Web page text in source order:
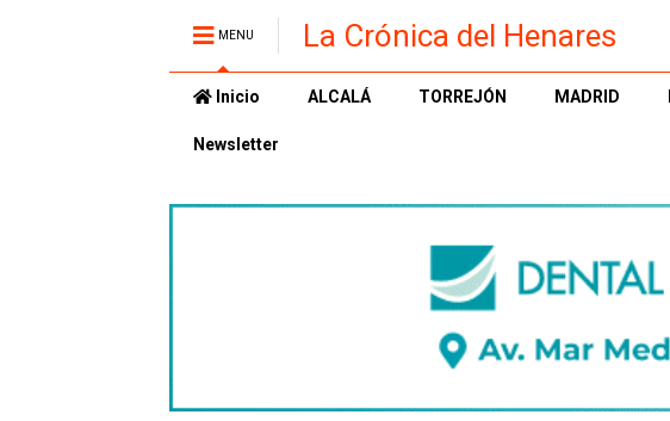
MENU La Crónica del Henares
Inicio ALCALÁ TORREJÓN MADRID
Newsletter